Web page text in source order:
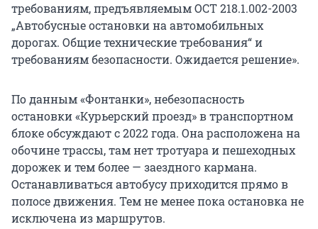
требованиям, предъявляемым ОСТ 218.1.002-2003
„Автобусные остановки на автомобильных
дорогах. Общие технические требования“ и
требованиям безопасности. Ожидается решение».
По данным «Фонтанки», небезопасность
остановки «Курьерский проезд» в транспортном
блоке обсуждают с 2022 года. Она расположена на
обочине трассы, там нет тротуара и пешеходных
дорожек и тем более — заездного кармана.
Останавливаться автобусу приходится прямо в
полосе движения. Тем не менее пока остановка не
исключена из маршрутов.